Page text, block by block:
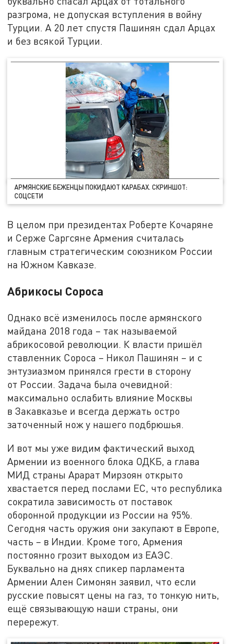
разгрома, не допуская вступления в войну
Турции. А 20 лет спустя Пашинян сдал Арцах
и без всякой Турции.
АРМЯНСКИЕ БЕЖЕНЦЫ ПОКИДАЮТ КАРАБАХ. СКРИНШОТ:
СОЦСЕТИ
В целом при президентах Роберте Кочаряне
и Серже Саргсяне Армения считалась
главным стратегическим союзником России
на Южном Кавказе.
Абрикосы Сороса
Однако всё изменилось после армянского
майдана 2018 года – так называемой
абрикосовой революции. К власти пришёл
ставленник Сороса – Никол Пашинян – и с
энтузиазмом принялся грести в сторону
от России. Задача была очевидной:
максимально ослабить влияние Москвы
в Закавказье и всегда держать остро
заточенный нож у нашего подбрюшья.
И вот мы уже видим фактический выход
Армении из военного блока ОДКБ, а глава
МИД страны Арарат Мирзоян открыто
хвастается перед послами ЕС, что республика
сократила зависимость от поставок
оборонной продукции из России на 95%.
Сегодня часть оружия они закупают в Европе,
часть – в Индии. Кроме того, Армения
постоянно грозит выходом из ЕАЭС.
Буквально на днях спикер парламента
Армении Ален Симонян заявил, что если
русские повысят цены на газ, то тонкую нить,
ещё связывающую наши страны, они
перережут.